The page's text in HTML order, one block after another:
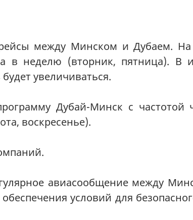
между Минском и Дубаем. На
в неделю (вторник, пятница). В
увеличиваться.
Дубай-Минск с частотой
воскресенье).
.
авиасообщение между
условий для